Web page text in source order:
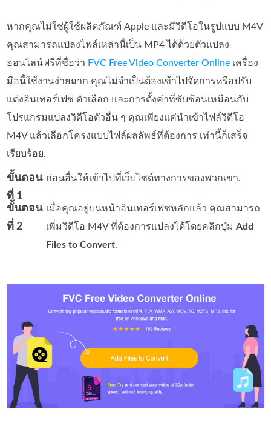
หากคุณไม่ใช่ผู้ใช้ผลิตภัณฑ์ Apple และมีวิดีโอในรูปแบบ M4V
คุณสามารถแปลงไฟล์เหล่านี้เป็น MP4 ได้ด้วยตัวแปลง
ออนไลน์ฟรีที่ชื่อว่า FVC Free Video Converter Online เครื่อง
มือนี้ใช้งานง่ายมาก คุณไม่จำเป็นต้องเข้าไปจัดการหรือปรับ
แต่งอินเทอร์เฟซ ตัวเลือก และการตั้งค่าที่ซับซ้อนเหมือนกับ
โปรแกรมแปลงวิดีโอตัวอื่น ๆ คุณเพียงแค่นำเข้าไฟล์วิดีโอ
M4V แล้วเลือกโครงแบบไฟล์ผลลัพธ์ที่ต้องการ เท่านี้ก็เสร็จ
เรียบร้อย.
ขั้นตอน
ที่ 1
ก่อนอื่นให้เข้าไปที่เว็บไซต์ทางการของพวกเขา.
ขั้นตอน
ที่ 2
เมื่อคุณอยู่บนหน้าอินเทอร์เฟซหลักแล้ว คุณสามารถ
เพิ่มวิดีโอ M4V ที่ต้องการแปลงได้โดยคลิกปุ่มAdd
Files to Convert.